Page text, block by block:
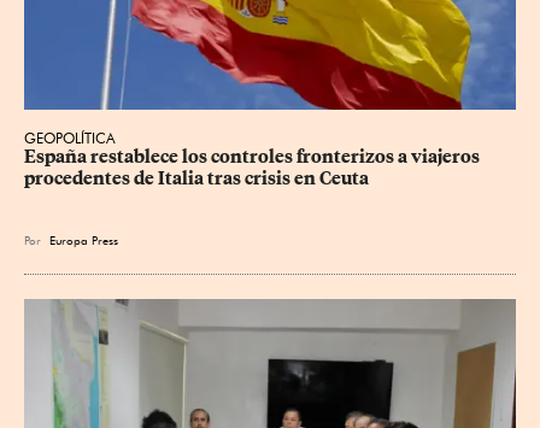
GEOPOLÍTICA
España restablece los controles fronterizos a viajeros
procedentes de Italia tras crisis en Ceuta
Por Europa Press